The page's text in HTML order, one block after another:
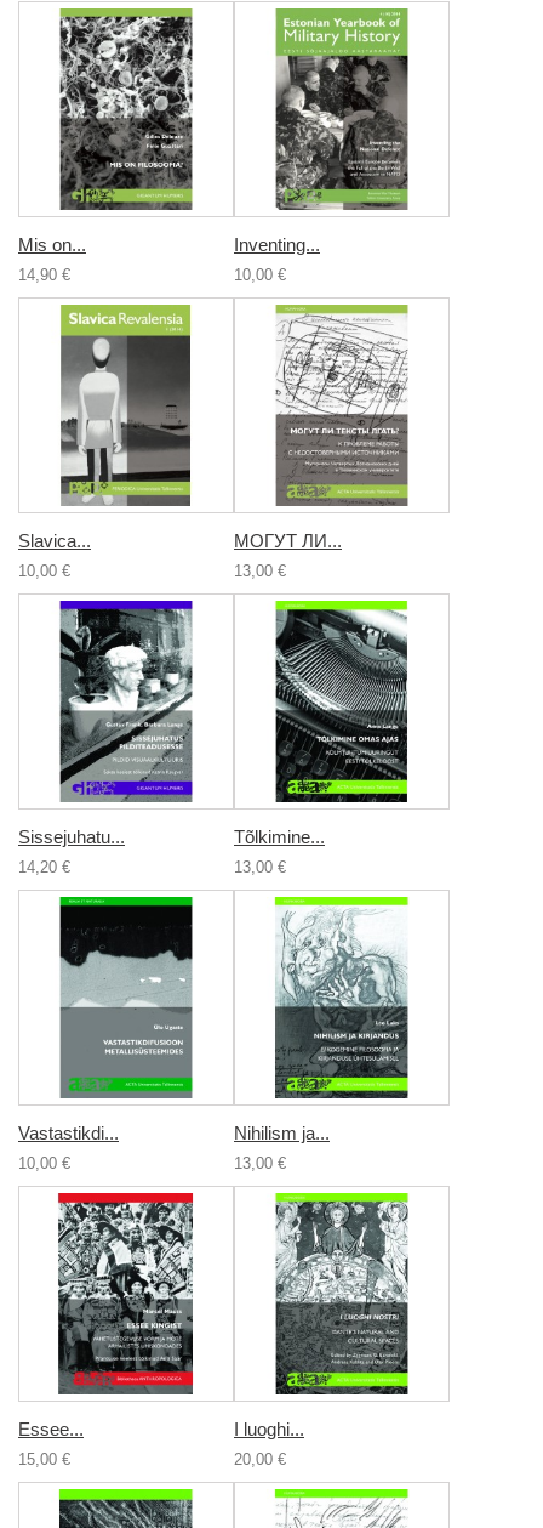
Mis on...
14,90 €
Inventing...
10,00 €
Slavica...
10,00 €
МОГУТ ЛИ...
13,00 €
Sissejuhatu...
14,20 €
Tõlkimine...
13,00 €
Vastastikdi...
10,00 €
Nihilism ja...
13,00 €
Essee...
15,00 €
I luoghi...
20,00 €